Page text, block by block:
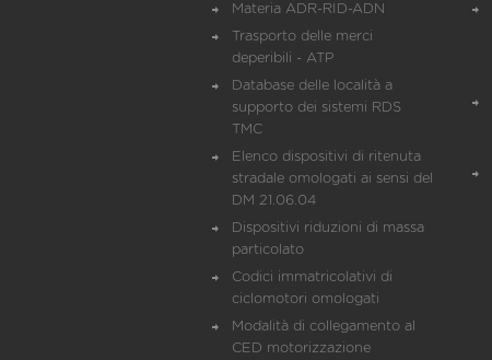
Materia ADR-RID-ADN
Trasporto delle merci
deperibili - ATP
Database delle località a
supporto dei sistemi RDS
TMC
Elenco dispositivi di ritenuta
stradale omologati ai sensi del
DM 21.06.04
Dispositivi riduzioni di massa
particolato
Codici immatricolativi di
ciclomotori omologati
Modalità di collegamento al
CED motorizzazione